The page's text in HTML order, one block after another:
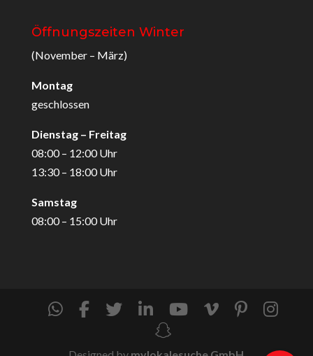
Öffnungszeiten Winter
(November – März)
Montag
geschlossen
Dienstag – Freitag
08:00 – 12:00 Uhr
13:30 – 18:00 Uhr
Samstag
08:00 – 15:00 Uhr